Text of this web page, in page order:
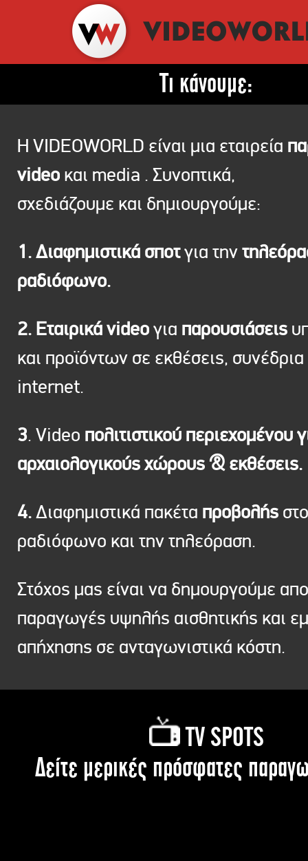
Τι κάνουμε:
Η VIDEOWORLD είναι μια εταιρεία
video και media . Συνοπτικά,
σχεδιάζουμε και δημιουργούμε:
1. Διαφημιστικά σποτγια την
ραδιόφωνο.
2. Εταιρικά videoγια παρουσιάσεις
και προϊόντων σε εκθέσεις, συνέδρια
internet.
3. Video πολιτιστικού περιεχομένου
αρχαιολογικούς χώρους & εκθέσεις.
4.Διαφημιστικά πακέτα προβολής στο
ραδιόφωνο και την τηλεόραση.
Στόχος μας είναι να δημουργούμε
παραγωγές υψηλής αισθητικής και
απήχησης σε ανταγωνιστικά κόστη.
TV SPOTS
Δείτε μερικές πρόσφατες